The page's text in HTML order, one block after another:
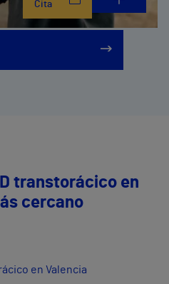
Cita
transtorácico en
cercano
en Valencia